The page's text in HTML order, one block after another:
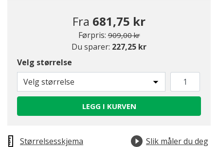
Fra 681,75 kr
Førpris: Pris redusert fra
909,00 krtil
Du sparer: 227,25 kr
Velg størrelse
Velg størrelse
LEGG I KURVEN
Størrelsesskjema
Slik måler du deg